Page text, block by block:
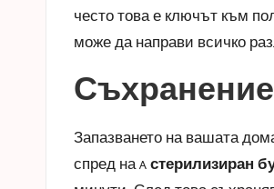
често това е ключът към
може да направи всичко
Запазването на вашата
спред на a стерилизиран